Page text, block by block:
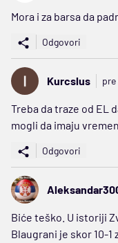
Mora i za barsa da
Odgovori
Kurcslus pre
Treba da traze od EL
mogli da imaju
Odgovori
Biće teško. U istoriji
Blaugrani je skor 10-